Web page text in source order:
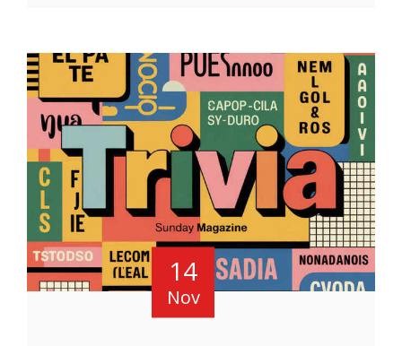
14
Nov